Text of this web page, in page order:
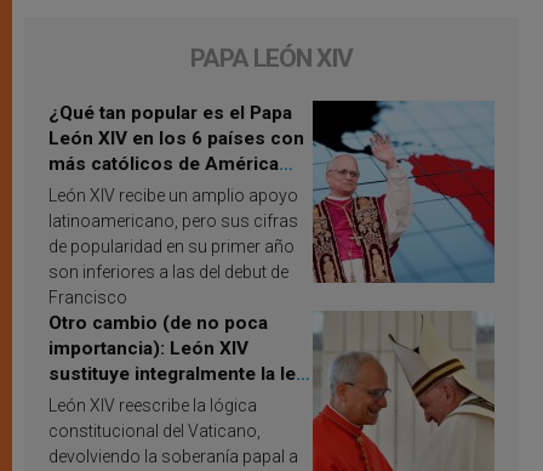
PAPA LEÓN XIV
¿Qué tan popular es el Papa
León XIV en los 6 países con
más católicos de América
Latina en 2026? Publican
resultados de investigación
León XIV recibe un amplio apoyo
latinoamericano, pero sus cifras
de popularidad en su primer año
son inferiores a las del debut de
Francisco
Otro cambio (de no poca
importancia): León XIV
sustituye integralmente la ley
vaticana de Papa Francisco
León XIV reescribe la lógica
constitucional del Vaticano,
devolviendo la soberanía papal a